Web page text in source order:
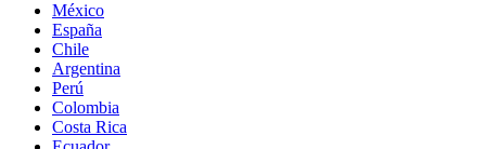
México
España
Chile
Argentina
Perú
Colombia
Costa Rica